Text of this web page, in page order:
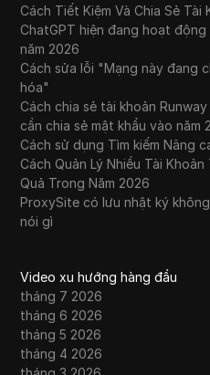
Cách Tiết Kiệm Và Chia Sẻ Tài
ChatGPT hiện đang hoạt
năm 2026
Cách sửa lỗi "Mạng này đang
hóa"
Cách chia sẻ tài khoản
cần chia sẻ mật khẩu vào năm
Cách sử dụng Tìm kiếm Nâng
Cách Quản Lý Nhiều Tài
Quả Trong Năm 2026
ProxySite có lưu nhật ký
nói gì
Video xu hướng hàng đầu
tháng 7 2026
tháng 6 2026
tháng 5 2026
tháng 4 2026